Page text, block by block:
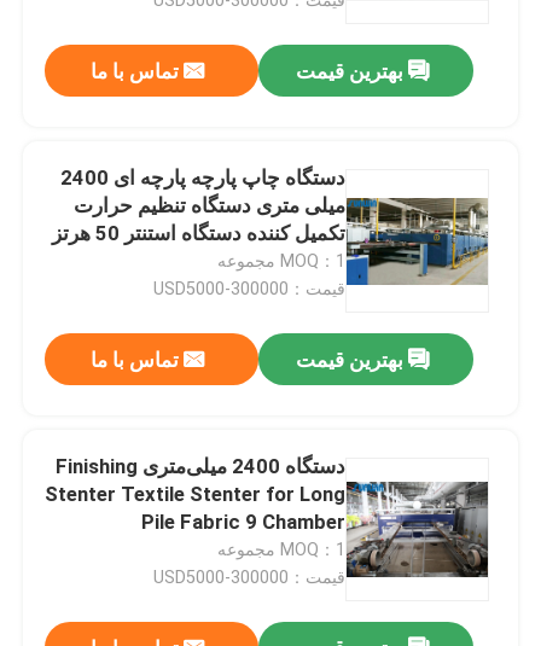
بهترین قیمت تماس با ما
دستگاه چاپ پارچه پارچه ای 2400
میلی متری دستگاه تنظیم حرارت
تکمیل کننده دستگاه استنتر 50 هرتز
MOQ：1 مجموعه
قیمت：USD5000-300000
بهترین قیمت تماس با ما
دستگاه 2400 میلی‌متری Finishing
Stenter Textile Stenter for Long
Pile Fabric 9 Chamber
MOQ：1 مجموعه
قیمت：USD5000-300000